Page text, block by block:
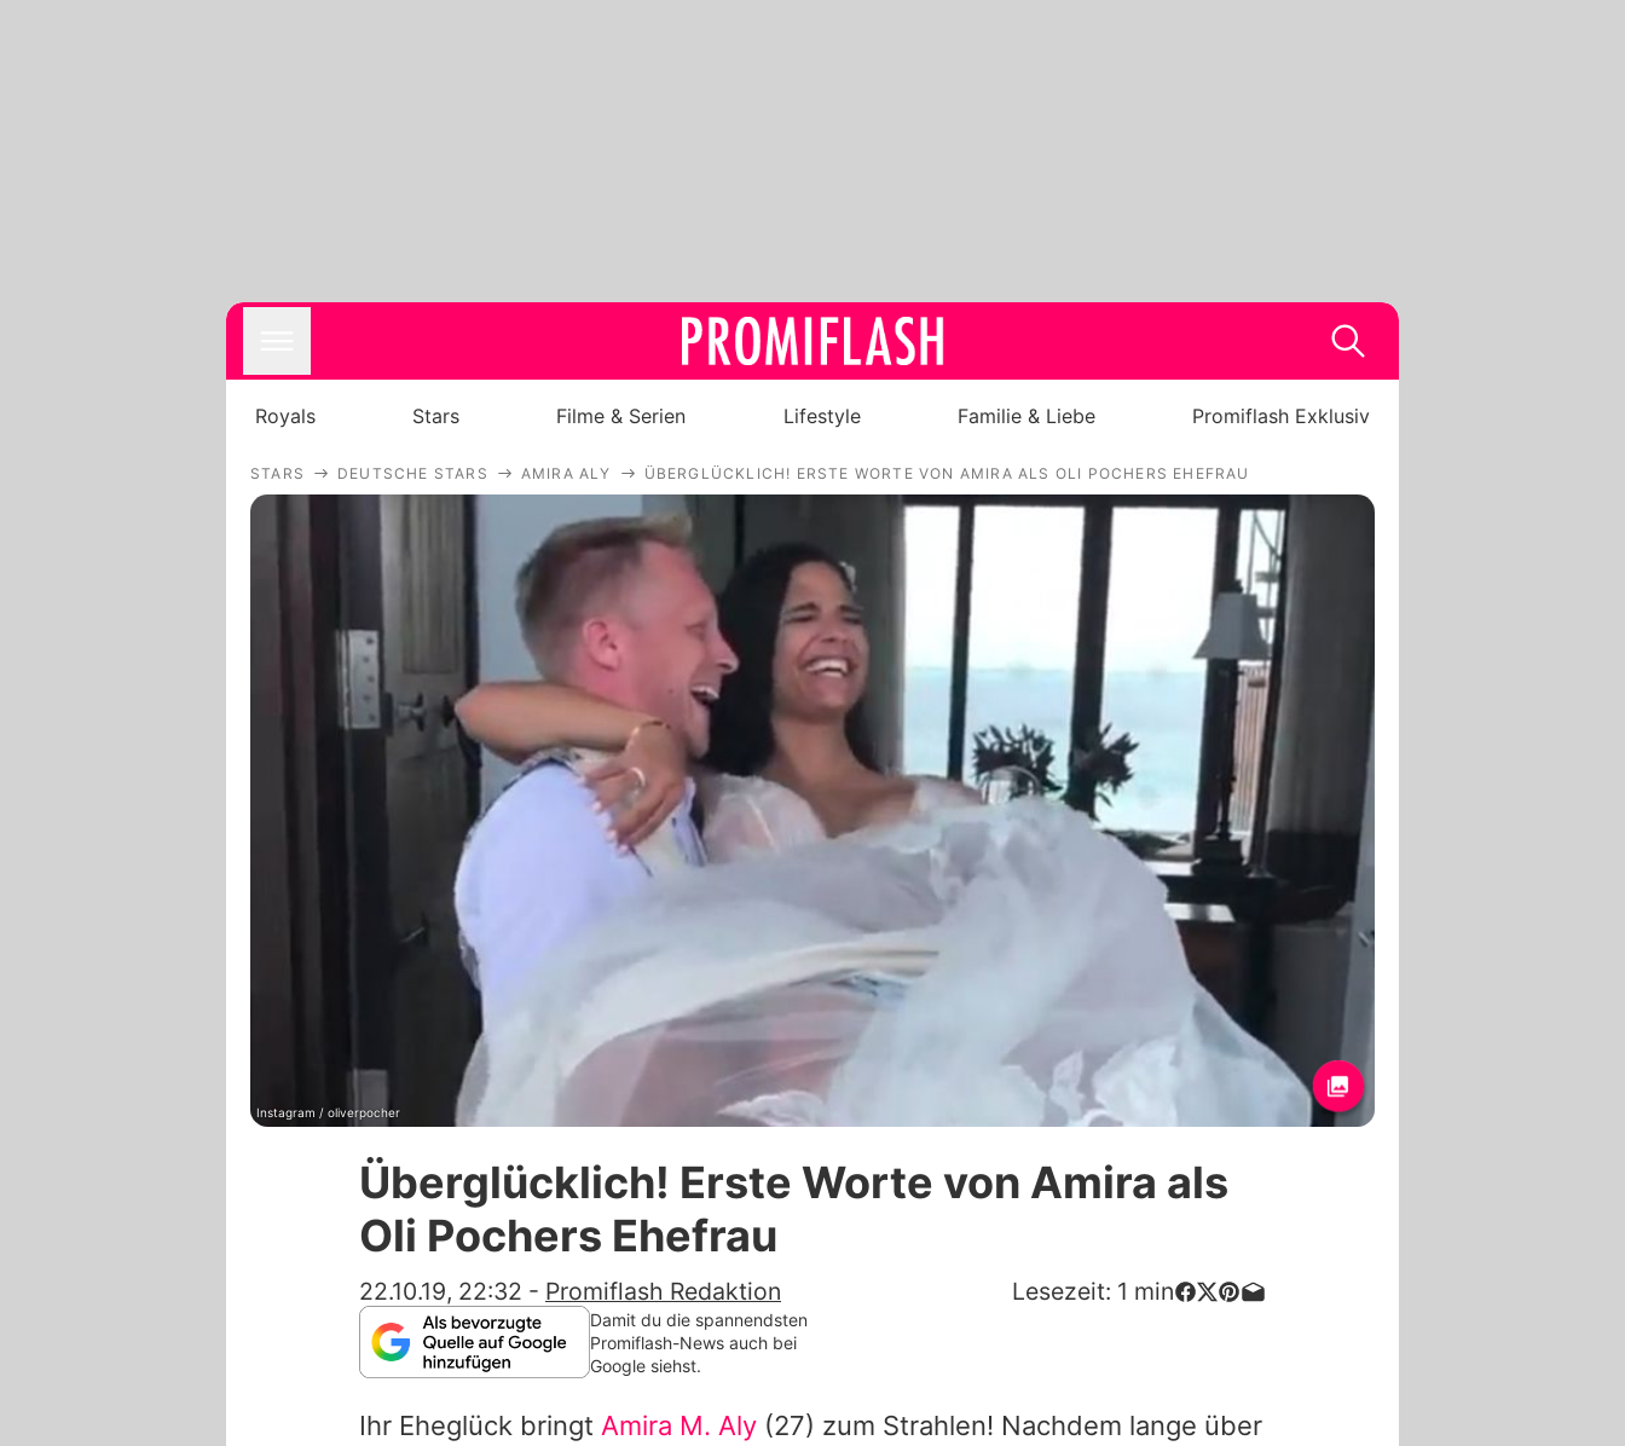
Royals
Filme & Serien
Lifestyle
Familie & Liebe
Promiflash Exklusiv
Alle Themen auf Promiflash
App runterladen
Team
Redaktionelle Richtlinien
Impressum
Datenschutzerklärung
Nutzungsbedingungen
Utiq verwalten
Royals Stars Filme & Serien Lifestyle Familie & Liebe Promiflash Exklusiv
STARS DEUTSCHE STARS AMIRA ALY ÜBERGLÜCKLICH! ERSTE WORTE VON AMIRA ALS OLI POCHERS EHEFRAU
Instagram / oliverpocher
Überglücklich! Erste Worte von Amira als
Oli Pochers Ehefrau
22.10.19, 22:32 - Promiflash Redaktion Lesezeit: 1 min
Damit du die spannendsten
Promiflash-News auch bei
Google siehst.
Ihr Eheglück bringt Amira M. Aly (27) zum Strahlen! Nachdem lange über